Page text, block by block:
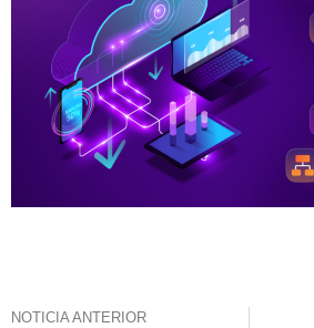
NOTICIA ANTERIOR